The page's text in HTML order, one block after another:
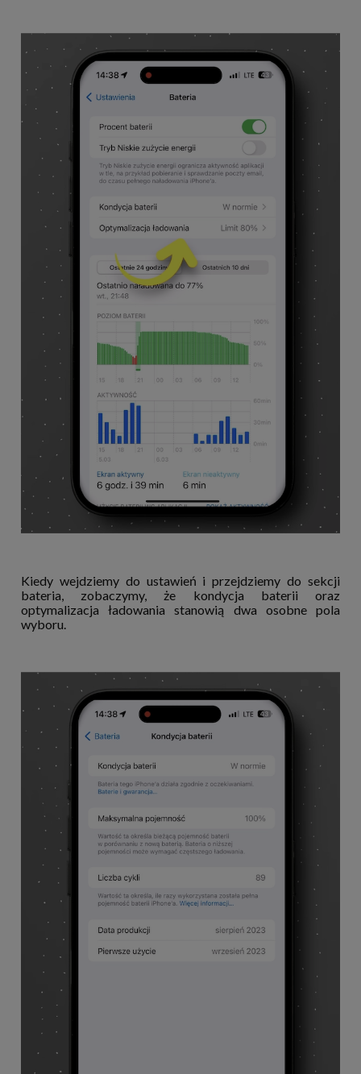
Kiedy wejdziemy do ustawień i przejdziemy do sekcji
bateria, zobaczymy, że kondycja baterii oraz
optymalizacja ładowania stanowią dwa osobne pola
wyboru.